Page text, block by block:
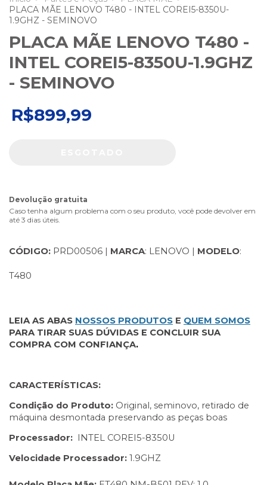
PLACA MÃE LENOVO T480 - INTEL COREI5-8350U-
1.9GHZ - SEMINOVO
PLACA MÃE LENOVO T480 -
INTEL COREI5-8350U-1.9GHZ
- SEMINOVO
R$899,99
Devolução gratuita
Caso tenha algum problema com o seu produto, você pode devolver em
até 3 dias úteis.
CÓDIGO: PRD00506 | MARCA: LENOVO | MODELO:
T480
LEIA AS ABAS NOSSOS PRODUTOS E QUEM SOMOS
PARA TIRAR SUAS DÚVIDAS E CONCLUIR SUA
COMPRA COM CONFIANÇA.
CARACTERÍSTICAS:
Condição do Produto: Original, seminovo, retirado de
máquina desmontada preservando as peças boas
Processador: INTEL COREI5-8350U
Velocidade Processador: 1.9GHZ